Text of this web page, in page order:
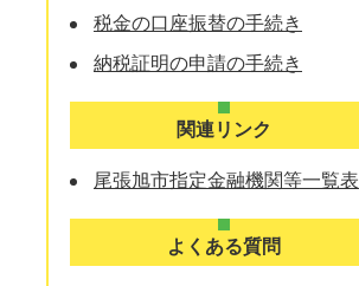
税金の口座振替の手続き
納税証明の申請の手続き
関連リンク
尾張旭市指定金融機関等一覧表
よくある質問